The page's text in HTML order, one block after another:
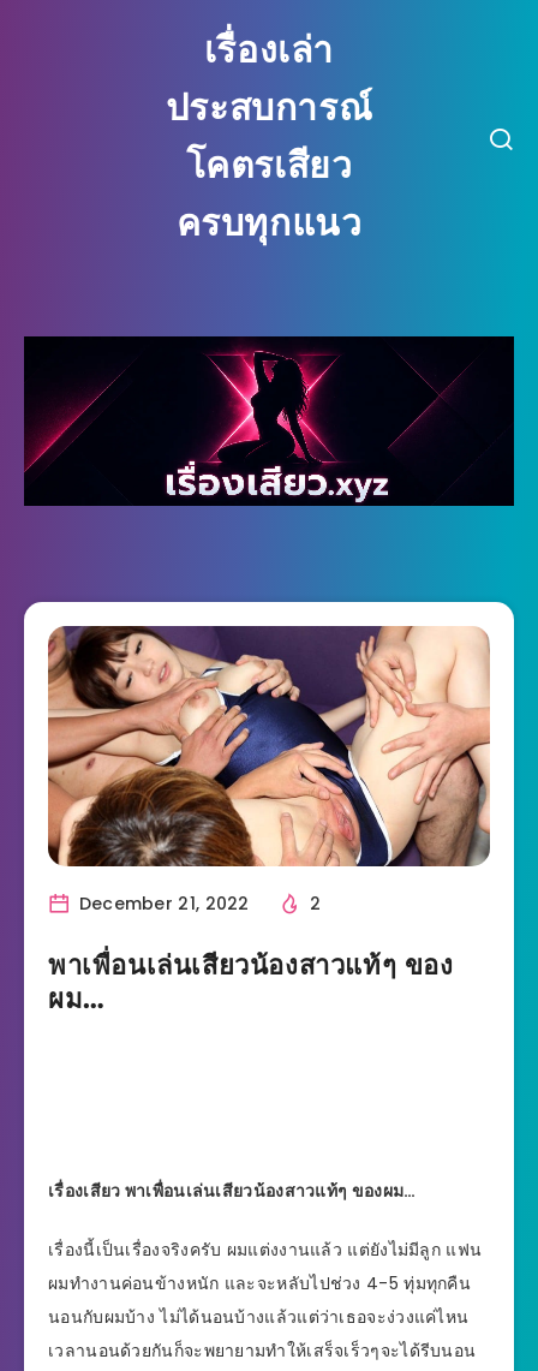
เรื่องเล่า
ประสบการณ์
โคตรเสียว
ครบทุกแนว
December 21, 2022 2
พาเพื่อนเล่นเสียวน้องสาวแท้ๆ ของ
ผม…
เรื่องเสียว พาเพื่อนเล่นเสียวน้องสาวแท้ๆ ของผม…
เรื่องนี้เป็นเรื่องจริงครับ ผมแต่งงานแล้ว แต่ยังไม่มีลูก แฟน
ผมทำงานค่อนข้างหนัก และจะหลับไปช่วง 4-5 ทุ่มทุกคืน
นอนกับผมบ้าง ไม่ได้นอนบ้างแล้วแต่ว่าเธอจะง่วงแค่ไหน
เวลานอนด้วยกันก็จะพยายามทำให้เสร็จเร็วๆจะได้รีบนอน